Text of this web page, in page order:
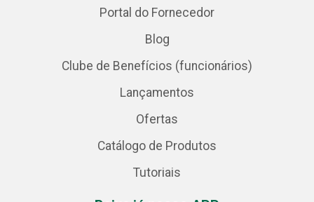
Portal do Fornecedor
Blog
Clube de Benefícios (funcionários)
Lançamentos
Ofertas
Catálogo de Produtos
Tutoriais